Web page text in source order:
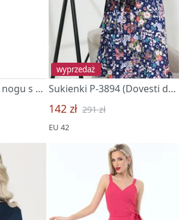
Garnitur K-1009 (V nogu s modoj, top)
wyprzedaż
Sukienki P-3894 (Dovesti do sovershenstva, shik)
142 zł 291 zł
EU 42